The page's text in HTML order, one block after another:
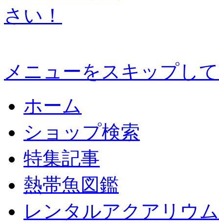
メニューをスキップし
ホーム
ショップ検索
特集記事
熱帯魚図鑑
レンタルアクアリウム